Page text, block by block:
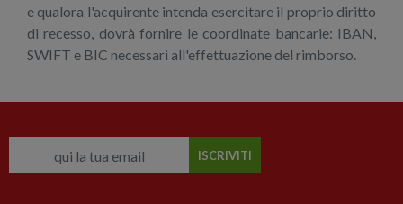
e qualora l'acquirente intenda esercitare il proprio diritto
di recesso, dovrà fornire le coordinate bancarie: IBAN,
SWIFT e BIC necessari all'effettuazione del rimborso.